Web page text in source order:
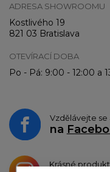
ADRESA SHOWROOMU
Kostlivého 19
821 03 Bratislava
OTEVÍRACÍ DOBA
Po - Pá: 9:00 - 12:00 a
Vzdělávejte se
na
Krásné